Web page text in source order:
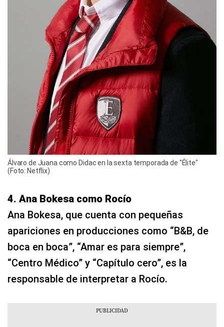
Álvaro de Juana como Didac en la sexta temporada de "Élite"
(Foto: Netflix)
4. Ana Bokesa como Rocío
Ana Bokesa, que cuenta con pequeñas
apariciones en producciones como “B&B, de
boca en boca”, “Amar es para siempre”,
“Centro Médico” y “Capítulo cero”, es la
responsable de interpretar a Rocío.